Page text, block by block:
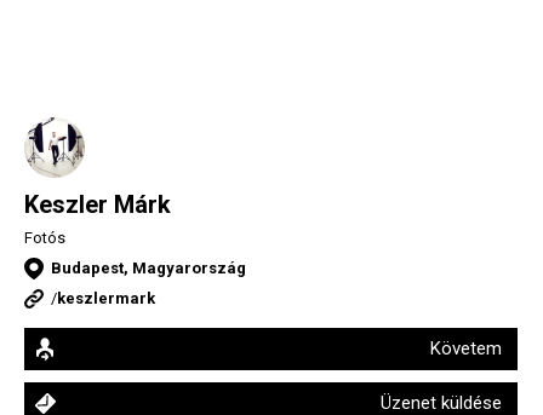
Keszler Márk
Fotós
Budapest, Magyarország
/keszlermark
Követem
Üzenet küldése